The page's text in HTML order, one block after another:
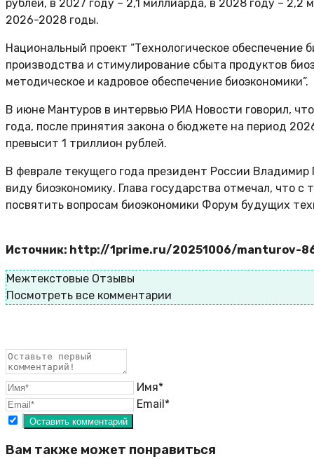
рублей, в 2027 году – 2,1 миллиарда, в 2028 году –
2026-2028 годы.
Национальный проект “Технологическое обеспечение
производства и стимулирование сбыта продуктов
методическое и кадровое обеспечение биоэкономики”.
В июне Мантуров в интервью РИА Новости говорил,
года, после принятия закона о бюджете на период
превысит 1 триллион рублей.
В феврале текущего года президент России
виду биоэкономику. Глава государства отмечал, что
посвятить вопросам биоэкономики Форум будущих
Источник: http://1prime.ru/20251006/manturov-
Межтекстовые Отзывы
Посмотреть все комментарии
Имя*
Email*
Вам также может понравиться